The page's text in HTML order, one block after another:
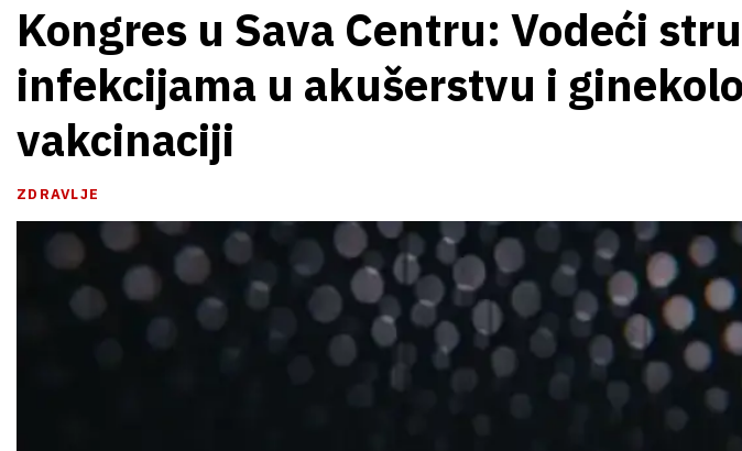
Kongres u Sava Centru: Vodeći
infekcijama u akušerstvu i
vakcinaciji
ZDRAVLJE